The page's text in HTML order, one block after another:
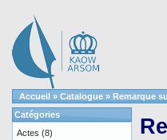
Accueil » Catalogue » Remarque
Catégories
Actes (8)